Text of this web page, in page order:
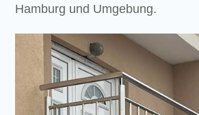
Hamburg und Umgebung.